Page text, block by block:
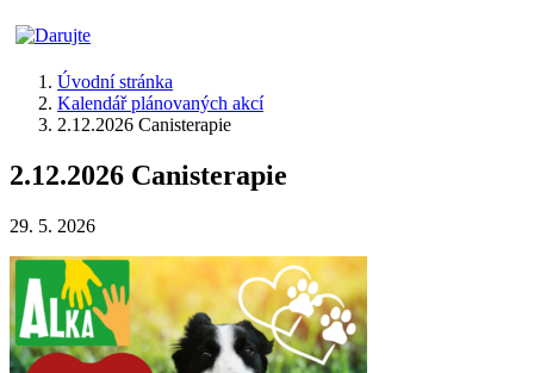
Úvodní stránka
Kalendář plánovaných akcí
2.12.2026 Canisterapie
2.12.2026 Canisterapie
29. 5. 2026